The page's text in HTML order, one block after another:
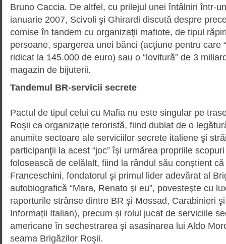
Bruno Caccia. De altfel, cu prilejul unei întâlniri într-
ianuarie 2007, Scivoli şi Ghirardi discută despre
comise în tandem cu organizaţii mafiote, de tipul
persoane, spargerea unei bănci (acţiune pentru care
ridicat la 145.000 de euro) sau o “lovitură” de 3
magazin de bijuterii.
Tandemul BR-servicii secrete
Pactul de tipul celui cu Mafia nu este singular pe
Roşii ca organizaţie teroristă, fiind dublat de o
anumite sectoare ale serviciilor secrete italiene şi
participanţii la acest “joc” îşi urmărea propriile
folosească de celălalt, fiind la rândul său conştient
Franceschini, fonda­torul şi primul lider adevărat al
autobio­gra­fică “Ma­ra, Renato şi eu”, povesteşte cu
raporturile strânse dintre BR şi Mossad, Carabinieri
Informaţii Italian), precum şi rolul jucat de serviciile
americane în seches­tra­rea şi asasinarea lui Aldo
seama Brigăzilor Roşii.